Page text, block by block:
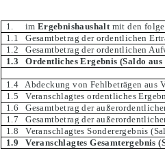
1. im Ergebnishaushaltmit den
1.1 Gesamtbetrag der ordentlichen
1.2 Gesamtbetrag der ordentlichen
1.3 Ordentliches Ergebnis (Saldo aus
1.4 Abdeckung von Fehlbeträgen aus
1.5 Veranschlagtes ordentliches
1.6 Gesamtbetrag der auß
1.7 Gesamtbetrag der auß
1.8 Veranschlagtes Sonderergebnis
1.9 Veranschlagtes Gesamtergebnis